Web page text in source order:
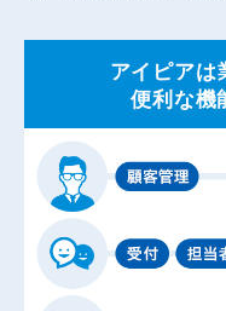
アイピアは
便利な機